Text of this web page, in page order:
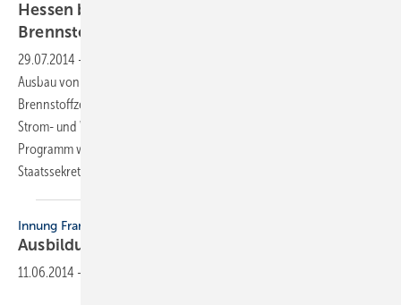
Hessen bezuschusst
Brennstoffzellen-Heizanlagen
29.07.2014 -
Ausbau von Kraft-Wärme-Kopplungs-Anlagen KWK mit
Brennstoffzellen, die in Unternehmen und Privathaushalten zur
Strom- und Wärmeversorgung eingesetzt werden. Mit dem neuen
Programm werden nach Angaben von Mathias Samson,
Staatssekretär im
Innung Frankfurt
Ausbildungsbetriebe finanziell
11.06.2014 -